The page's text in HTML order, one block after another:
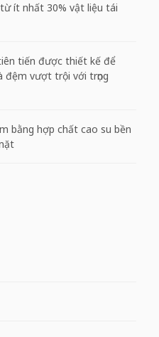
ít nhất 30% vật liệu tái
tiến được thiết kế để
đệm vượt trội với trọng
bằng hợp chất cao su bền